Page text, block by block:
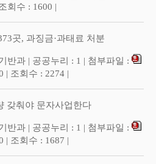
회수 : 1600 |
곳, 과징금·과태료 처분
반과 | 공공누리 : 1 | 첨부파일 :
| 조회수 : 2274 |
갖춰야 문자사업한다
반과 | 공공누리 : 1 | 첨부파일 :
| 조회수 : 1687 |